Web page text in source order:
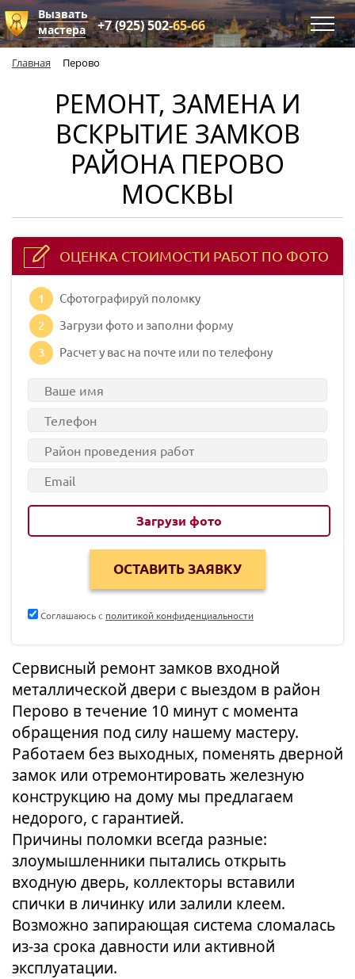
Вызвать
мастера
+7 (925) 502-65-66
Главная Перово
РЕМОНТ, ЗАМЕНА И
ВСКРЫТИЕ ЗАМКОВ
РАЙОНА ПЕРОВО
МОСКВЫ
Сервисный ремонт замков входной
металлической двери с выездом в район
Перово в течение 10 минут с момента
обращения под силу нашему мастеру.
Работаем без выходных, поменять дверной
замок или отремонтировать железную
конструкцию на дому мы предлагаем
недорого, с гарантией.
Причины поломки всегда разные:
злоумышленники пытались открыть
входную дверь, коллекторы вставили
спички в личинку или залили клеем.
Возможно запирающая система сломалась
из-за срока давности или активной
эксплуатации.
ОЦЕНКА СТОИМОСТИ РАБОТ ПО ФОТО
1
Сфотографируй поломку
2
Загрузи фото и заполни форму
3
Расчет у вас на почте или по телефону
Загрузи фото
Соглашаюсь с политикой конфиденциальности